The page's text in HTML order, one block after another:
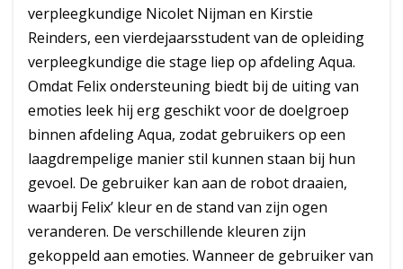
verpleegkundige Nicolet Nijman en Kirstie
Reinders, een vierdejaarsstudent van de opleiding
verpleegkundige die stage liep op afdeling Aqua.
Omdat Felix ondersteuning biedt bij de uiting van
emoties leek hij erg geschikt voor de doelgroep
binnen afdeling Aqua, zodat gebruikers op een
laagdrempelige manier stil kunnen staan bij hun
gevoel. De gebruiker kan aan de robot draaien,
waarbij Felix’ kleur en de stand van zijn ogen
veranderen. De verschillende kleuren zijn
gekoppeld aan emoties. Wanneer de gebruiker van